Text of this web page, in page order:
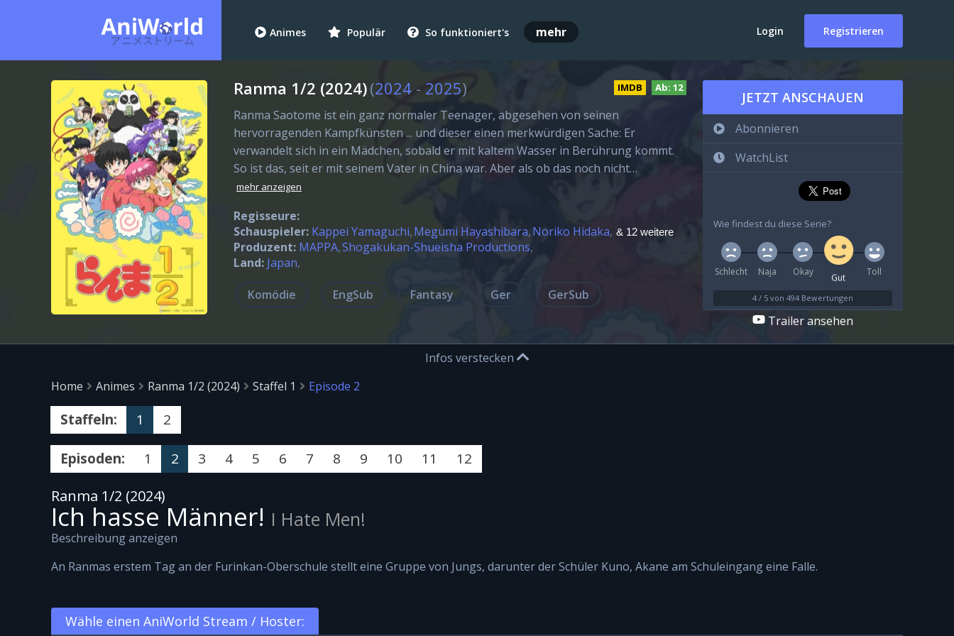
Animes Populär So funktioniert's mehr Login Registrieren
Ranma 1/2 (2024)(2024 - 2025) Ab: 12
IMDB
Ranma Saotome ist ein ganz normaler Teenager, abgesehen von seinen
hervorragenden Kampfkünsten ... und dieser einen merkwürdigen Sache: Er
verwandelt sich in ein Mädchen, sobald er mit kaltem Wasser in Berührung kommt.
So ist das, seit er mit seinem Vater in China war. Aber als ob das noch nicht…
mehr anzeigen
Regisseure:
Schauspieler: Kappei Yamaguchi Megumi Hayashibara Noriko Hidaka & 12 weitere
Produzent: MAPPA Shogakukan-Shueisha Productions
Land: Japan
Komödie EngSub Fantasy Ger GerSub
JETZT ANSCHAUEN
Abonnieren
WatchList
Wie findest du diese Serie?
Schlecht Naja Okay
Gut
Toll
4 / 5 von 494 Bewertungen
Trailer ansehen
Infos verstecken
Home
Animes Ranma 1/2 (2024) Staffel 1 Episode 2
Staffeln: 1 2
Episoden: 1 2 3 4 5 6 7 8 9 10 11 12
Ranma 1/2 (2024)
Ich hasse Männer! I Hate Men!
Beschreibung anzeigen
An Ranmas erstem Tag an der Furinkan-Oberschule stellt eine Gruppe von Jungs, darunter der Schüler Kuno, Akane am Schuleingang eine Falle.
Wähle einen AniWorld Stream / Hoster: